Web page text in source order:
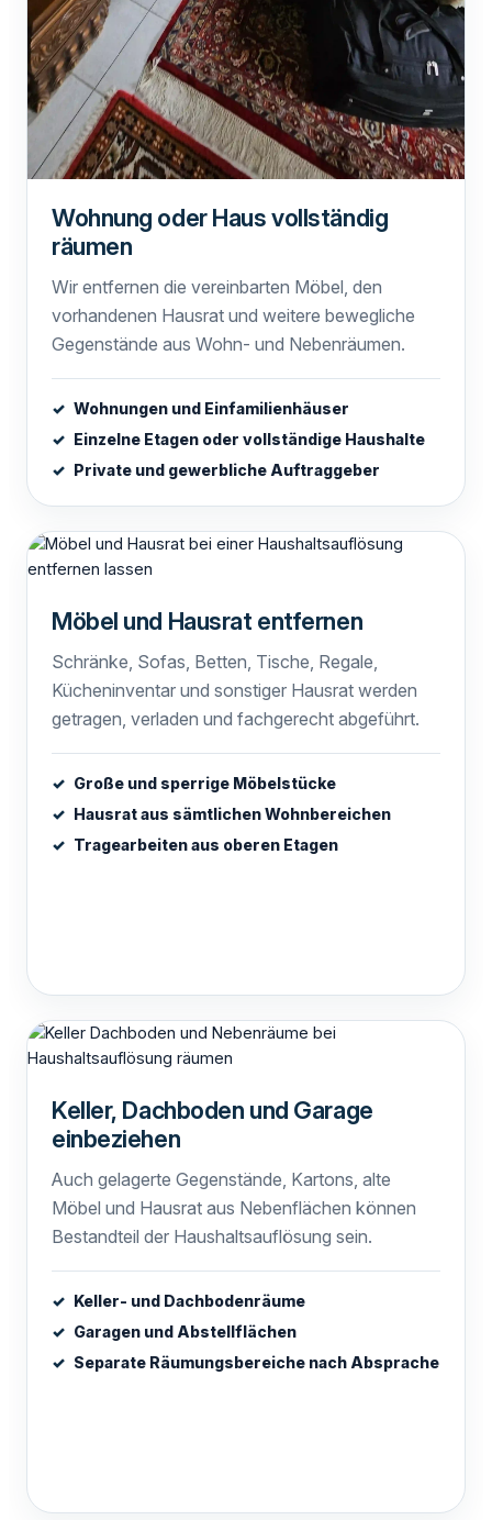
Wohnung oder Haus vollständig
räumen
Wir entfernen die vereinbarten Möbel, den
vorhandenen Hausrat und weitere bewegliche
Gegenstände aus Wohn- und Nebenräumen.
Wohnungen und Einfamilienhäuser
Einzelne Etagen oder vollständige Haushalte
Private und gewerbliche Auftraggeber
Möbel und Hausrat entfernen
Schränke, Sofas, Betten, Tische, Regale,
Kücheninventar und sonstiger Hausrat werden
getragen, verladen und fachgerecht abgeführt.
Große und sperrige Möbelstücke
Hausrat aus sämtlichen Wohnbereichen
Tragearbeiten aus oberen Etagen
Keller, Dachboden und Garage
einbeziehen
Auch gelagerte Gegenstände, Kartons, alte
Möbel und Hausrat aus Nebenflächen können
Bestandteil der Haushaltsauflösung sein.
Keller- und Dachbodenräume
Garagen und Abstellflächen
Separate Räumungsbereiche nach Absprache